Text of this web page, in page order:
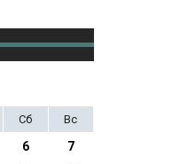
Сб Вс
6
7